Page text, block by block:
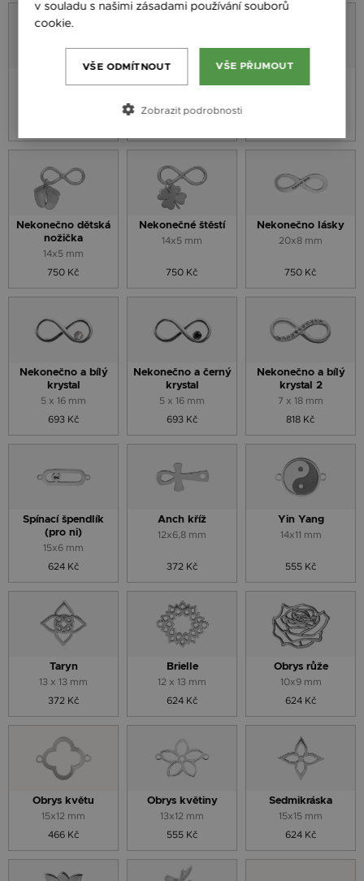
Nekonečno dětská
nožička
14x5 mm
750 Kč
Nekonečné štěstí
14x5 mm
750 Kč
Nekonečno lásky
20x8 mm
750 Kč
Nekonečno a bílý
krystal
5 x 16 mm
693 Kč
Nekonečno a černý
krystal
5 x 16 mm
693 Kč
Nekonečno a bílý
krystal 2
7 x 18 mm
818 Kč
Spínací špendlík
(pro ni)
15x6 mm
624 Kč
Anch kříž
12x6,8 mm
372 Kč
Yin Yang
14x11 mm
555 Kč
Taryn
13 x 13 mm
372 Kč
Brielle
12 x 13 mm
624 Kč
Obrys růže
10x9 mm
624 Kč
Obrys květu
15x12 mm
466 Kč
Obrys květiny
13x12 mm
555 Kč
Sedmikráska
15x15 mm
624 Kč
v souladu s našimi zásadami používání souborů
cookie.
VŠE PŘIJMOUT
VŠE ODMÍTNOUT
Zobrazit podrobnosti